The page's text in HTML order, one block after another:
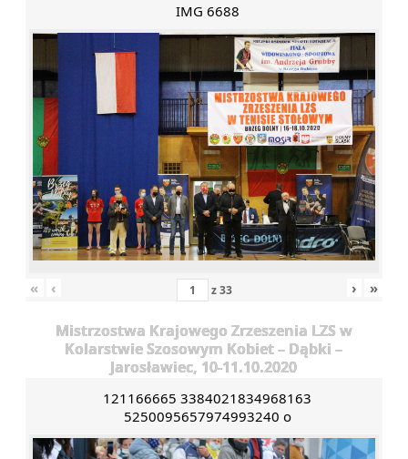
IMG 6688
« ‹ z33 › »
Mistrzostwa Krajowego Zrzeszenia LZS w
Kolarstwie Szosowym Kobiet – Dąbki –
Jarosławiec, 10-11.10.2020
121166665 3384021834968163
5250095657974993240 o